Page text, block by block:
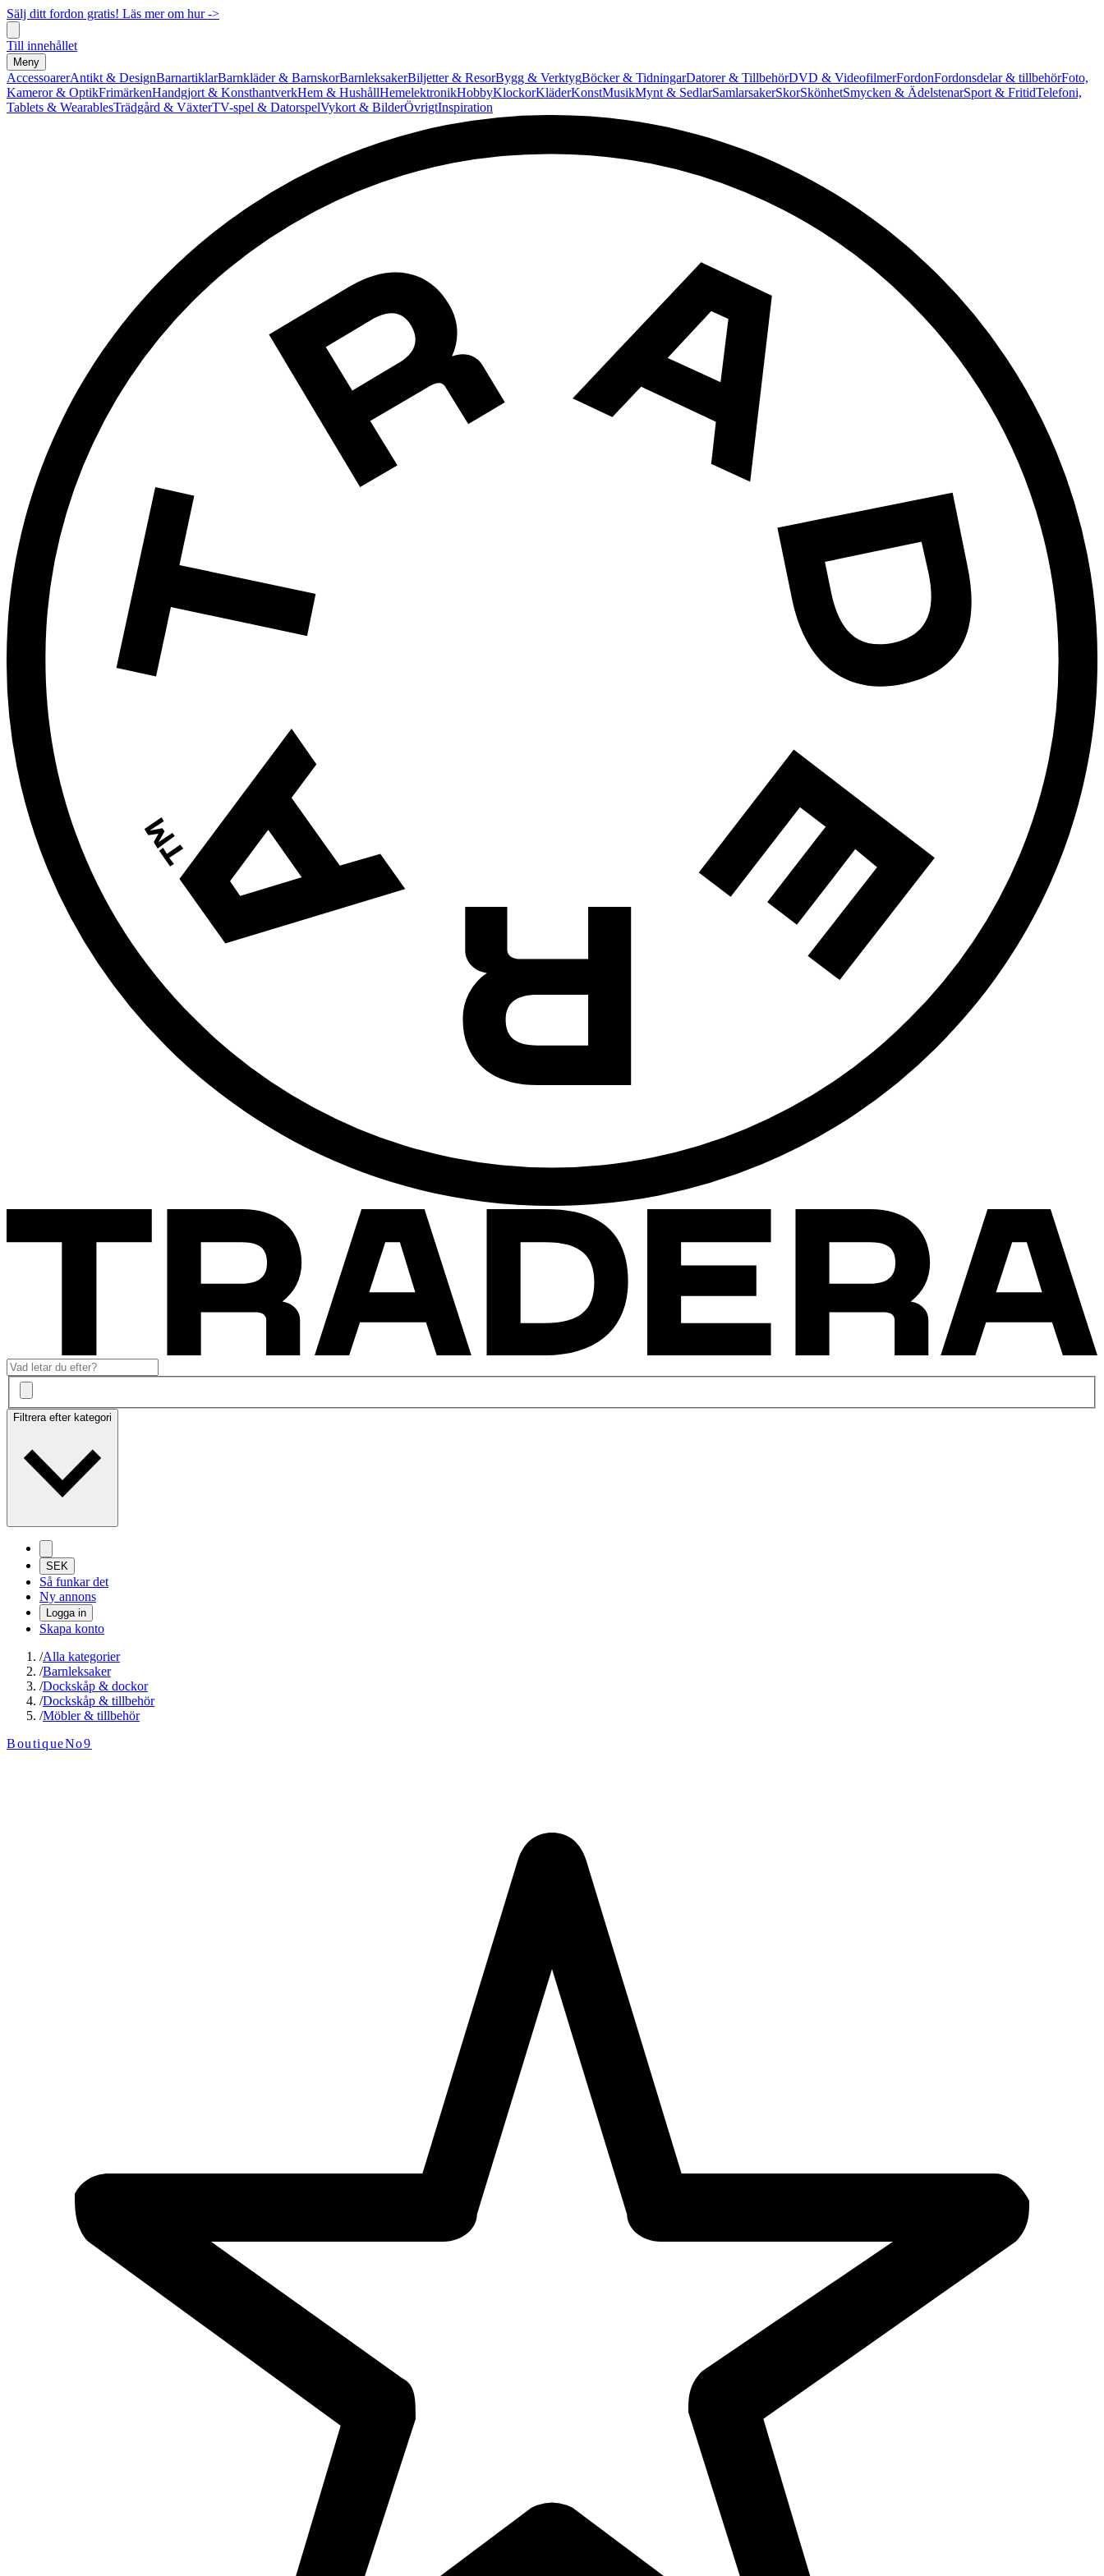
Sälj ditt fordon gratis! Läs mer om hur ->
Till innehållet
Meny
AccessoarerAntikt & DesignBarnartiklarBarnkläder & BarnskorBarnleksakerBiljetter & ResorBygg & VerktygBöcker & TidningarDatorer & TillbehörDVD & VideofilmerFordonFordonsdelar & tillbehörFoto,
Kameror & OptikFrimärkenHandgjort & KonsthantverkHem & HushållHemelektronikHobbyKlockorKläderKonstMusikMynt & SedlarSamlarsakerSkorSkönhetSmycken & ÄdelstenarSport & FritidTelefoni,
Tablets & WearablesTrädgård & VäxterTV-spel & DatorspelVykort & BilderÖvrigtInspiration
Filtrera efter kategori
SEK
Så funkar det
Ny annons
Logga in
Skapa konto
/Alla kategorier
/Barnleksaker
/Dockskåp & dockor
/Dockskåp & tillbehör
/Möbler & tillbehör
BoutiqueNo9